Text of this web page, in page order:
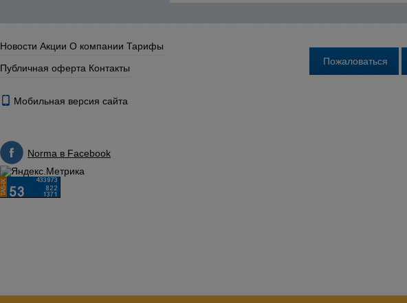
Новости Акции О компании Тарифы
Публичная оферта Контакты
Мобильная версия сайта
Norma в Facebook